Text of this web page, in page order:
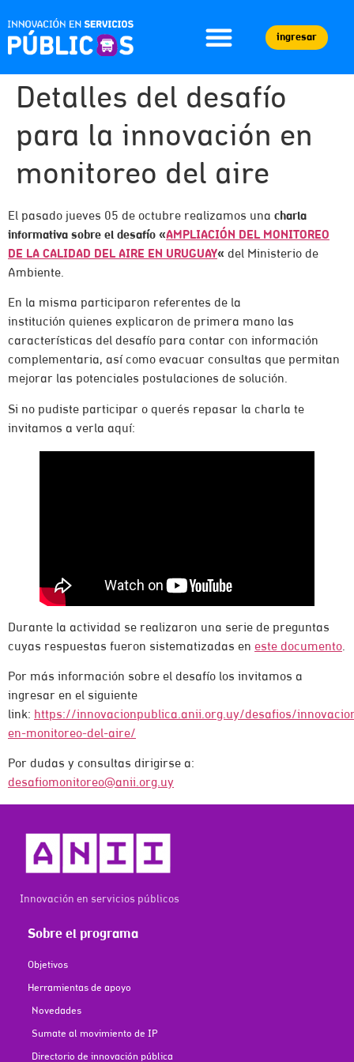
ingresar
Detalles del desafío
para la innovación en
monitoreo del aire
El pasado jueves 05 de octubre realizamos una charla
informativa sobre el desafío «AMPLIACIÓN DEL MONITOREO
DE LA CALIDAD DEL AIRE EN URUGUAY« del Ministerio de
Ambiente.
En la misma participaron referentes de la
institución quienes explicaron de primera mano las
características del desafío para contar con información
complementaria, así como evacuar consultas que permitan
mejorar las potenciales postulaciones de solución.
Si no pudiste participar o querés repasar la charla te
invitamos a verla aquí:
Durante la actividad se realizaron una serie de preguntas
cuyas respuestas fueron sistematizadas en este documento.
Por más información sobre el desafío los invitamos a
ingresar en el siguiente
link: https://innovacionpublica.anii.org.uy/desafios/
en-monitoreo-del-aire/
Por dudas y consultas dirigirse a:
desafiomonitoreo@anii.org.uy
Innovación en servicios públicos
Sobre el programa
Objetivos
Herramientas de apoyo
Novedades
Sumate al movimiento de IP
Directorio de innovación pública